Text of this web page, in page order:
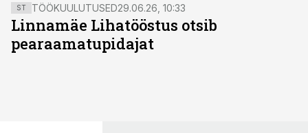
ST TÖÖKUULUTUSED29.06.26, 10:33
Linnamäe Lihatööstus otsib
pearaamatupidajat